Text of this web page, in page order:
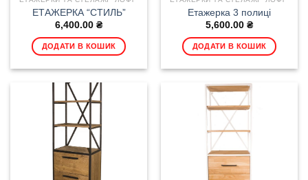
ЕТАЖЕРКА “СТИЛЬ”
6,400.00 ₴
ДОДАТИ В КОШИК
Етажерка 3 полиці
5,600.00 ₴
ДОДАТИ В КОШИК